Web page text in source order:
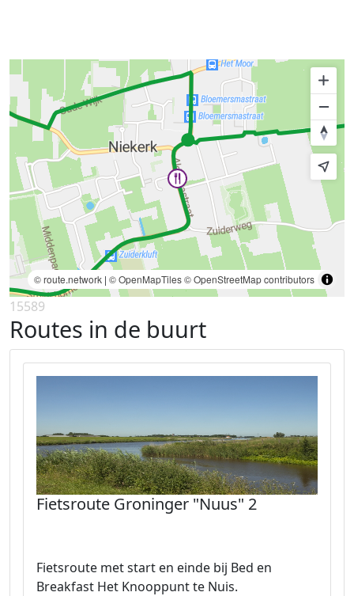
© route.network | © OpenMapTiles© OpenStreetMap contributors
15589
Routes in de buurt
Fietsroute Groninger "Nuus" 2
Fietsroute met start en einde bij Bed en
Breakfast Het Knooppunt te Nuis.